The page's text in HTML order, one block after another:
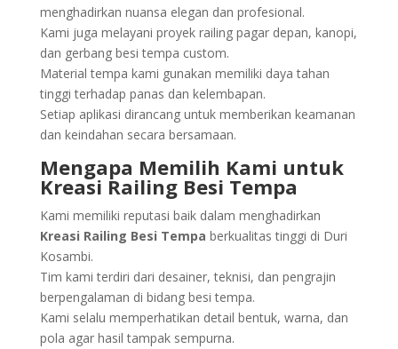
menghadirkan nuansa elegan dan profesional.
Kami juga melayani proyek railing pagar depan, kanopi,
dan gerbang besi tempa custom.
Material tempa kami gunakan memiliki daya tahan
tinggi terhadap panas dan kelembapan.
Setiap aplikasi dirancang untuk memberikan keamanan
dan keindahan secara bersamaan.
Mengapa Memilih Kami untuk
Kreasi Railing Besi Tempa
Kami memiliki reputasi baik dalam menghadirkan
Kreasi Railing Besi Tempa berkualitas tinggi di Duri
Kosambi.
Tim kami terdiri dari desainer, teknisi, dan pengrajin
berpengalaman di bidang besi tempa.
Kami selalu memperhatikan detail bentuk, warna, dan
pola agar hasil tampak sempurna.